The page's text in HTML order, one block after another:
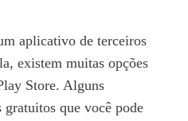
aplicativo de terceiros
existem muitas opções
Store. Alguns
que você pode